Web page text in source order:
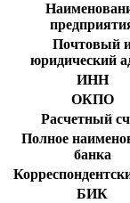
Почтовый
юридический
ИНН
ОКПО
Расчетный
Полное
банка
БИК